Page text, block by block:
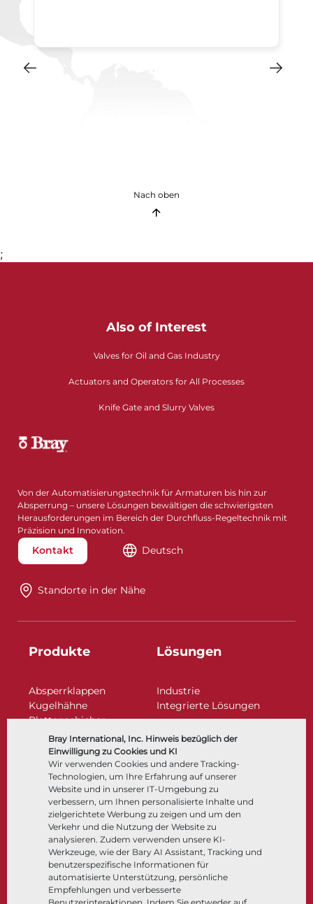
Bray International, Inc. Hinweis bezüglich der
Einwilligung zu Cookies und KI
Wir verwenden Cookies und andere Tracking-
Technologien, um Ihre Erfahrung auf unserer
Website und in unserer IT-Umgebung zu
verbessern, um Ihnen personalisierte Inhalte und
zielgerichtete Werbung zu zeigen und um den
Verkehr und die Nutzung der Website zu
analysieren. Zudem verwenden unsere KI-
Werkzeuge, wie der Bary AI Assistant, Tracking und
benutzerspezifische Informationen für
automatisierte Unterstützung, persönliche
Empfehlungen und verbesserte
Nach oben
;
Also of Interest
Valves for Oil and Gas Industry
Actuators and Operators for All Processes
Knife Gate and Slurry Valves
Von der Automatisierungstechnik für Armaturen bis hin zur
Absperrung – unsere Lösungen bewältigen die schwierigsten
Herausforderungen im Bereich der Durchfluss-Regeltechnik mit
Präzision und Innovation.
Kontakt Deutsch
Standorte in der Nähe​​​​​​​
Produkte
Absperrklappen
Kugelhähne
Plattenschieber
Regelarmaturen
Rückschlagklappen
Antriebe | Betätigungen
Steuer- und Regeltechnik
Tieftemperatur​​​​​​​
Lösungen
Industrie
Integrierte Lösungen
Unternehmen
Über
Standorte
Lieferantenmanagement
Nachhaltigkeit
Dokumentation
Dokumente
Wissenszentrum
Software
Werkstoffauswahl